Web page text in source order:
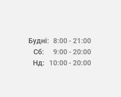
Будні:
Сб:
Нд:
8:00 - 21:00
9:00 - 20:00
10:00 - 20:00